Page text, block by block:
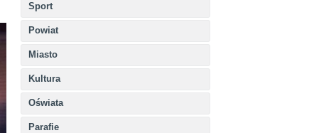
Sport
Powiat
Miasto
Kultura
Oświata
Parafie